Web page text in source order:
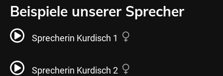
Beispiele unserer Sprecher
Sprecherin Kurdisch 1
Sprecherin Kurdisch 2